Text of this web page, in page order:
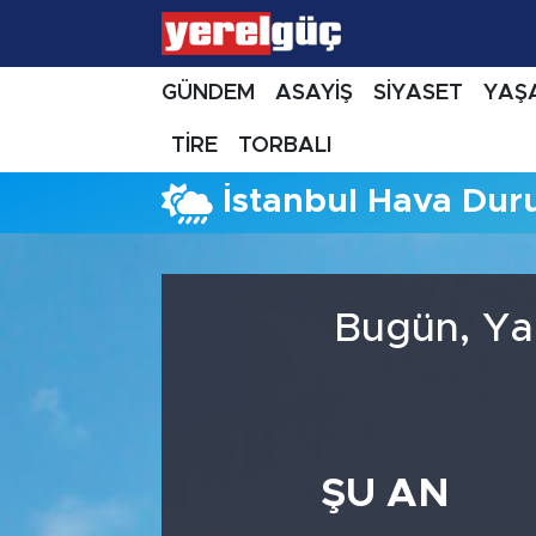
GÜNDEM ASAYİŞ SİYASET
TİRE TORBALI
İstanbul Hava
Bugün,
ŞU AN